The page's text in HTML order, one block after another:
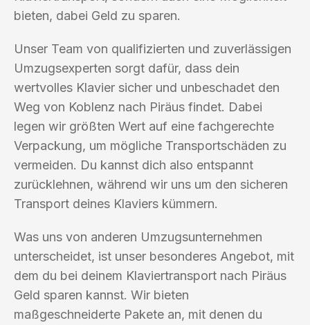
bieten, dabei Geld zu sparen.
Unser Team von qualifizierten und zuverlässigen
Umzugsexperten sorgt dafür, dass dein
wertvolles Klavier sicher und unbeschadet den
Weg von Koblenz nach Piräus findet. Dabei
legen wir größten Wert auf eine fachgerechte
Verpackung, um mögliche Transportschäden zu
vermeiden. Du kannst dich also entspannt
zurücklehnen, während wir uns um den sicheren
Transport deines Klaviers kümmern.
Was uns von anderen Umzugsunternehmen
unterscheidet, ist unser besonderes Angebot, mit
dem du bei deinem Klaviertransport nach Piräus
Geld sparen kannst. Wir bieten
maßgeschneiderte Pakete an, mit denen du